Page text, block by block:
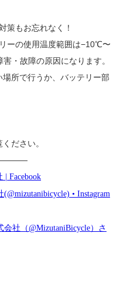
策もお忘れなく！
ーの使用温度範囲は−10℃〜
・故障の原因になります。
所で行うか、バッテリー部
ださい。
| Facebook
• Instagram
会社（@MizutaniBicycle）さ